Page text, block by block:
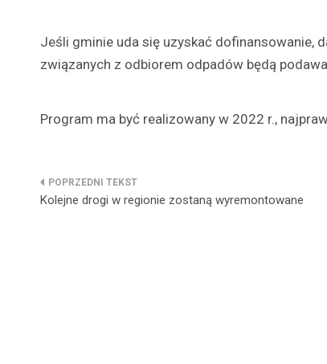
Jeśli gminie uda się uzyskać dofinansowanie,
związanych z odbiorem odpadów będą
Program ma być realizowany w 2022 r.,
Nawigacja
Kolejne drogi w regionie zostaną wyremontowane